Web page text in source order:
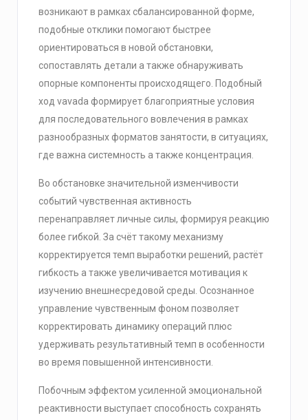
возникают в рамках сбалансированной форме,
подобные отклики помогают быстрее
ориентироваться в новой обстановки,
сопоставлять детали а также обнаруживать
опорные компоненты происходящего. Подобный
ход vavada формирует благоприятные условия
для последовательного вовлечения в рамках
разнообразных форматов занятости, в ситуациях,
где важна системность а также концентрация.
Во обстановке значительной изменчивости
событий чувственная активность
перенаправляет личные силы, формируя реакцию
более гибкой. За счёт такому механизму
корректируется темп выработки решений, растёт
гибкость а также увеличивается мотивация к
изучению внешнесредовой среды. Осознанное
управление чувственным фоном позволяет
корректировать динамику операций плюс
удерживать результативный темп в особенности
во время повышенной интенсивности.
Побочным эффектом усиленной эмоциональной
реактивности выступает способность сохранять